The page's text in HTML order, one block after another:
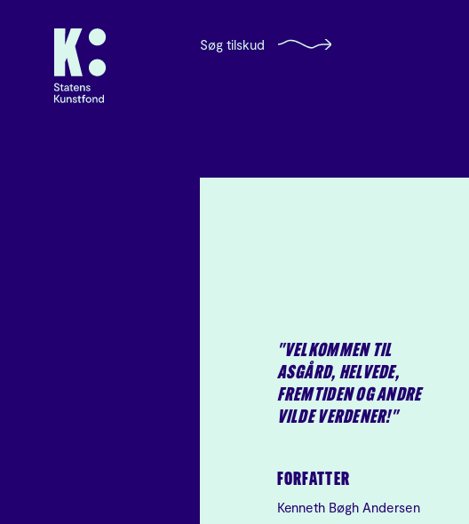
Søg tilskud
"VELKOMMEN TIL
ASGÅRD, HELVEDE,
FREMTIDEN OG ANDRE
VILDE VERDENER!"
FORFATTER
Kenneth Bøgh Andersen